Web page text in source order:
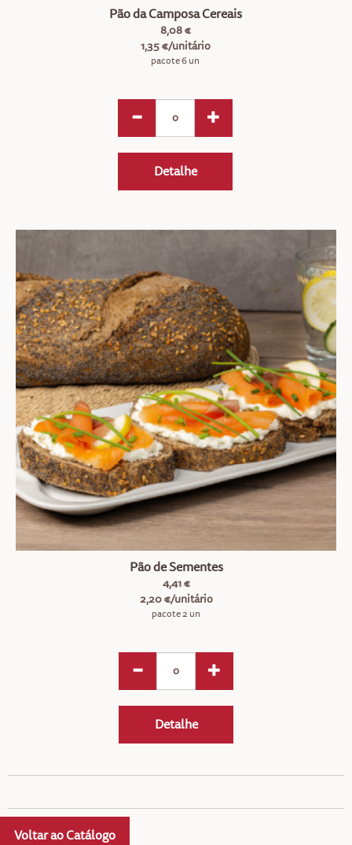
Pão da Camposa Cereais
8,08 €
1,35 €/unitário
pacote 6 un
Detalhe
Pão de Sementes
4,41 €
2,20 €/unitário
pacote 2 un
Detalhe
Voltar ao Catálogo